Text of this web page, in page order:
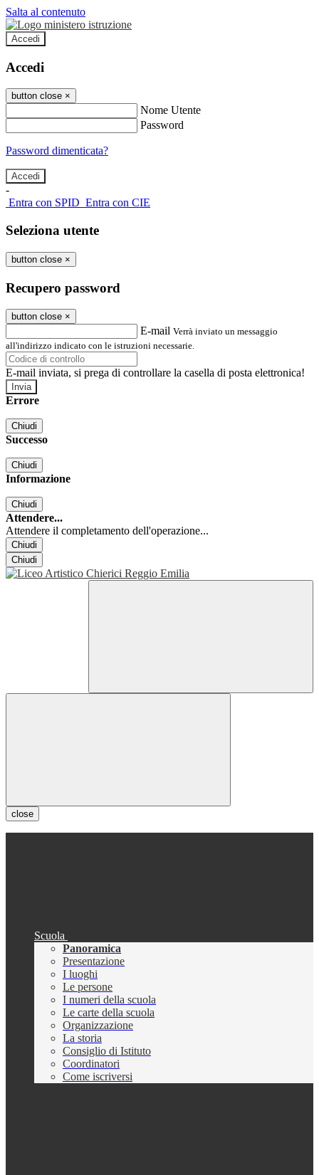
Salta al contenuto
Accedi
Accedi
button close ×
Nome Utente
Password
Password dimenticata?
-
Entra con SPID Entra con CIE
Seleziona utente
button close ×
Recupero password
button close ×
E-mail Verrà inviato un messaggio
all'indirizzo indicato con le istruzioni necessarie.
E-mail inviata, si prega di controllare la casella di posta elettronica!
Errore
Chiudi
Successo
Chiudi
Informazione
Chiudi
Attendere...
Attendere il completamento dell'operazione...
Chiudi
Chiudi
close
Scuola
Panoramica
Presentazione
I luoghi
Le persone
I numeri della scuola
Le carte della scuola
Organizzazione
La storia
Consiglio di Istituto
Coordinatori
Come iscriversi